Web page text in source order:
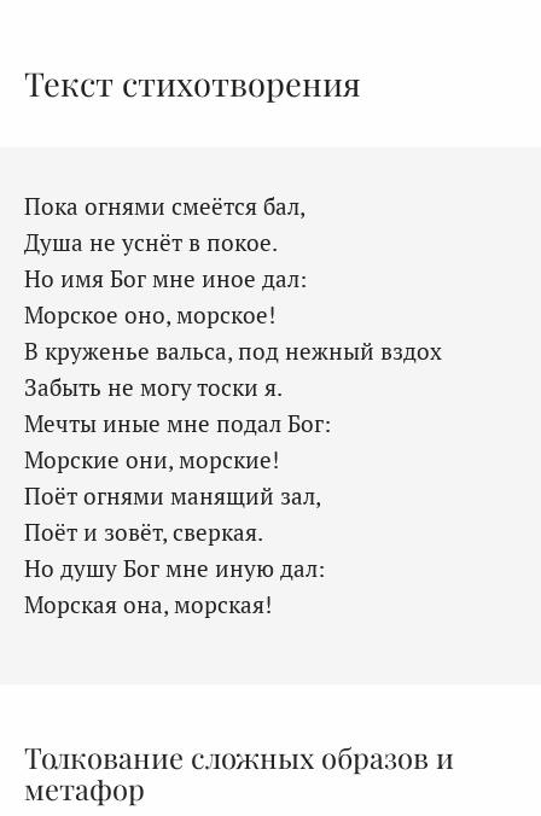
Текст стихотворения
Пока огнями смеётся бал,
Душа не уснёт в покое.
Но имя Бог мне иное дал:
Морское оно, морское!
В круженье вальса, под нежный вздох
Забыть не могу тоски я.
Мечты иные мне подал Бог:
Морские они, морские!
Поёт огнями манящий зал,
Поёт и зовёт, сверкая.
Но душу Бог мне иную дал:
Морская она, морская!
Толкование сложных образов и
метафор